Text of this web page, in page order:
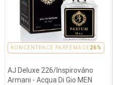
PARFEMACE 26%
KONCENTRACE PARFEMACE26%
AJ Deluxe 226/Inspirováno
Armani - Acqua Di Gio MEN